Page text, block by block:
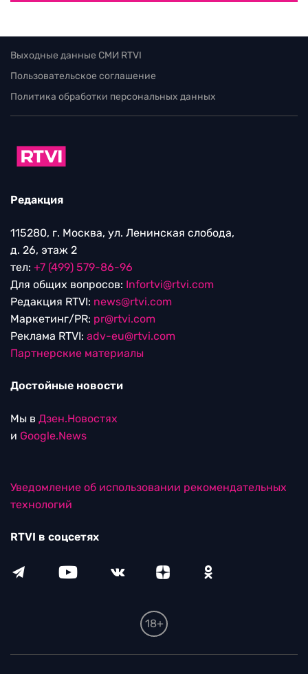
Выходные данные СМИ RTVI
Пользовательское соглашение
Политика обработки персональных данных
Редакция
115280, г. Москва, ул. Ленинская слобода,
д. 26, этаж 2
тел: +7 (499) 579-86-96
Для общих вопросов: Infortvi@rtvi.com
Редакция RTVI: news@rtvi.com
Маркетинг/PR: pr@rtvi.com
Реклама RTVI: adv-eu@rtvi.com
Партнерские материалы
Достойные новости
Мы в Дзен.Новостях
и Google.News
Уведомление об использовании рекомендательных
технологий
RTVI в соцсетях
18+